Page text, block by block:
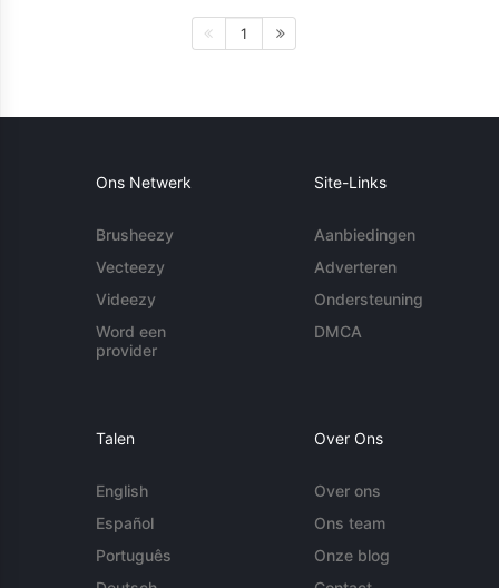
1
Ons Netwerk
Brusheezy
Vecteezy
Videezy
Word een
provider
Site-Links
Aanbiedingen
Adverteren
Ondersteuning
DMCA
Talen
English
Español
Português
Over Ons
Over ons
Ons team
Onze blog